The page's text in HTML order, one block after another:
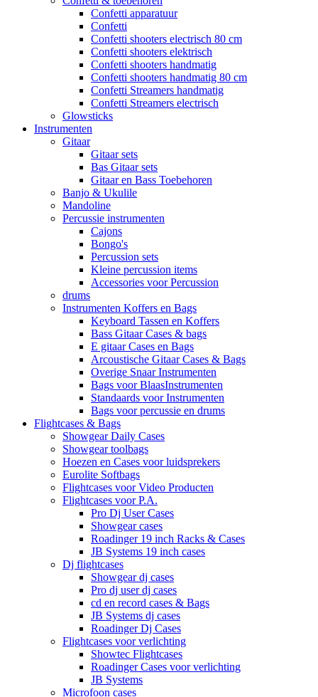
Confetti apparatuur
Confetti
Confetti shooters electrisch 80 cm
Confetti shooters elektrisch
Confetti shooters handmatig
Confetti shooters handmatig 80 cm
Confetti Streamers handmatig
Confetti Streamers electrisch
Glowsticks
Instrumenten
Gitaar
Gitaar sets
Bas Gitaar sets
Gitaar en Bass Toebehoren
Banjo & Ukulile
Mandoline
Percussie instrumenten
Cajons
Bongo's
Percussion sets
Kleine percussion items
Accessories voor Percussion
drums
Instrumenten Koffers en Bags
Keyboard Tassen en Koffers
Bass Gitaar Cases & bags
E gitaar Cases en Bags
Arcoustische Gitaar Cases & Bags
Overige Snaar Instrumenten
Bags voor BlaasInstrumenten
Standaards voor Instrumenten
Bags voor percussie en drums
Flightcases & Bags
Showgear Daily Cases
Showgear toolbags
Hoezen en Cases voor luidsprekers
Eurolite Softbags
Flightcases voor Video Producten
Flightcases voor P.A.
Pro Dj User Cases
Showgear cases
Roadinger 19 inch Racks & Cases
JB Systems 19 inch cases
Dj flightcases
Showgear dj cases
Pro dj user dj cases
cd en record cases & Bags
JB Systems dj cases
Roadinger Dj Cases
Flightcases voor verlichting
Showtec Flightcases
Roadinger Cases voor verlichting
JB Systems
Microfoon cases